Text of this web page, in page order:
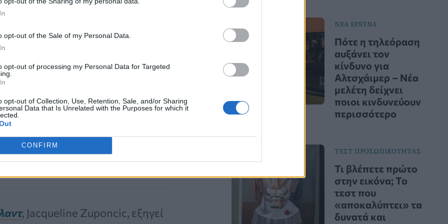
opt-out of the Sale of my Personal Data.
opt-out of processing my Personal Data for Targeted
opt-out of Collection, Use, Retention, Sale, and/or Sharing
Data that Is Unrelated with the Purposes for which it
CONFIRM
ικανότητά σας να μείνετε έγκυος)
έγκυος όσο το δυνατόν
σας υγεία, τα οικονομικά,
θελήσετε να περιμένετε να
στιγμή για εσάς.Ο χρόνος
γονέα.
, Jacqueline Zuponcic, εξηγεί
ΝΕΑ ΕΡΕΥΝΑ
Πότε η τηλεόραση
αυξάνει τον
κίνδυνο για
Αλτσχάιμερ – Νέα
μελέτη δείχνει
ποιοι κινδυνεύουν
περισσότερο
ΤΕΣΤ ΠΡΟΣΩΠΙΚΟΤΗΤΑΣ
Τι βλέπετε πρώτο
στην εικόνα; Το
τεστ που
«αποκαλύπτει» τα
δυνατά και